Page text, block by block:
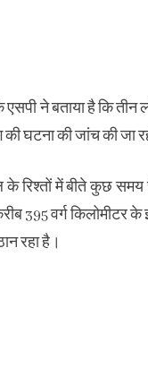
ने बताया है कि तीन
घटना की जांच की जा
रिश्तों में बीते कुछ
395 वर्ग किलोमीटर के
रहा है।